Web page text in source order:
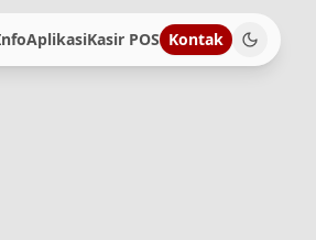
AplikasiKasir POS Kontak